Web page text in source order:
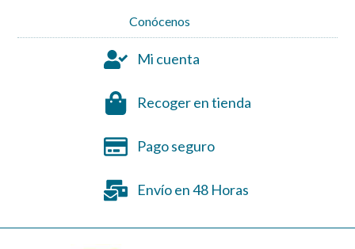
Conócenos
Mi cuenta
Recoger en tienda
Pago seguro
Envío en 48 Horas